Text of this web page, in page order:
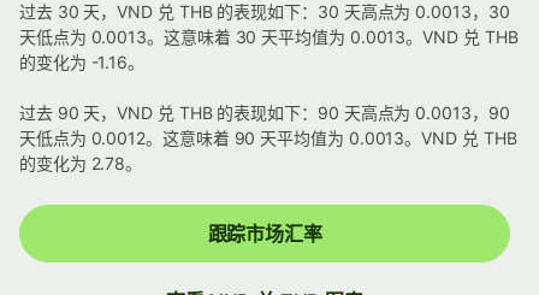
过去 30 天，VND 兑 THB 的表现如下：30 天高点为 0.0013，30
天低点为 0.0013。这意味着 30 天平均值为 0.0013。VND 兑 THB
的变化为 -1.16。
过去 90 天，VND 兑 THB 的表现如下：90 天高点为 0.0013，90
天低点为 0.0012。这意味着 90 天平均值为 0.0013。VND 兑 THB
的变化为 2.78。
跟踪市场汇率